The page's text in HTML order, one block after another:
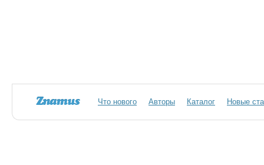
Что нового Авторы Каталог Новые